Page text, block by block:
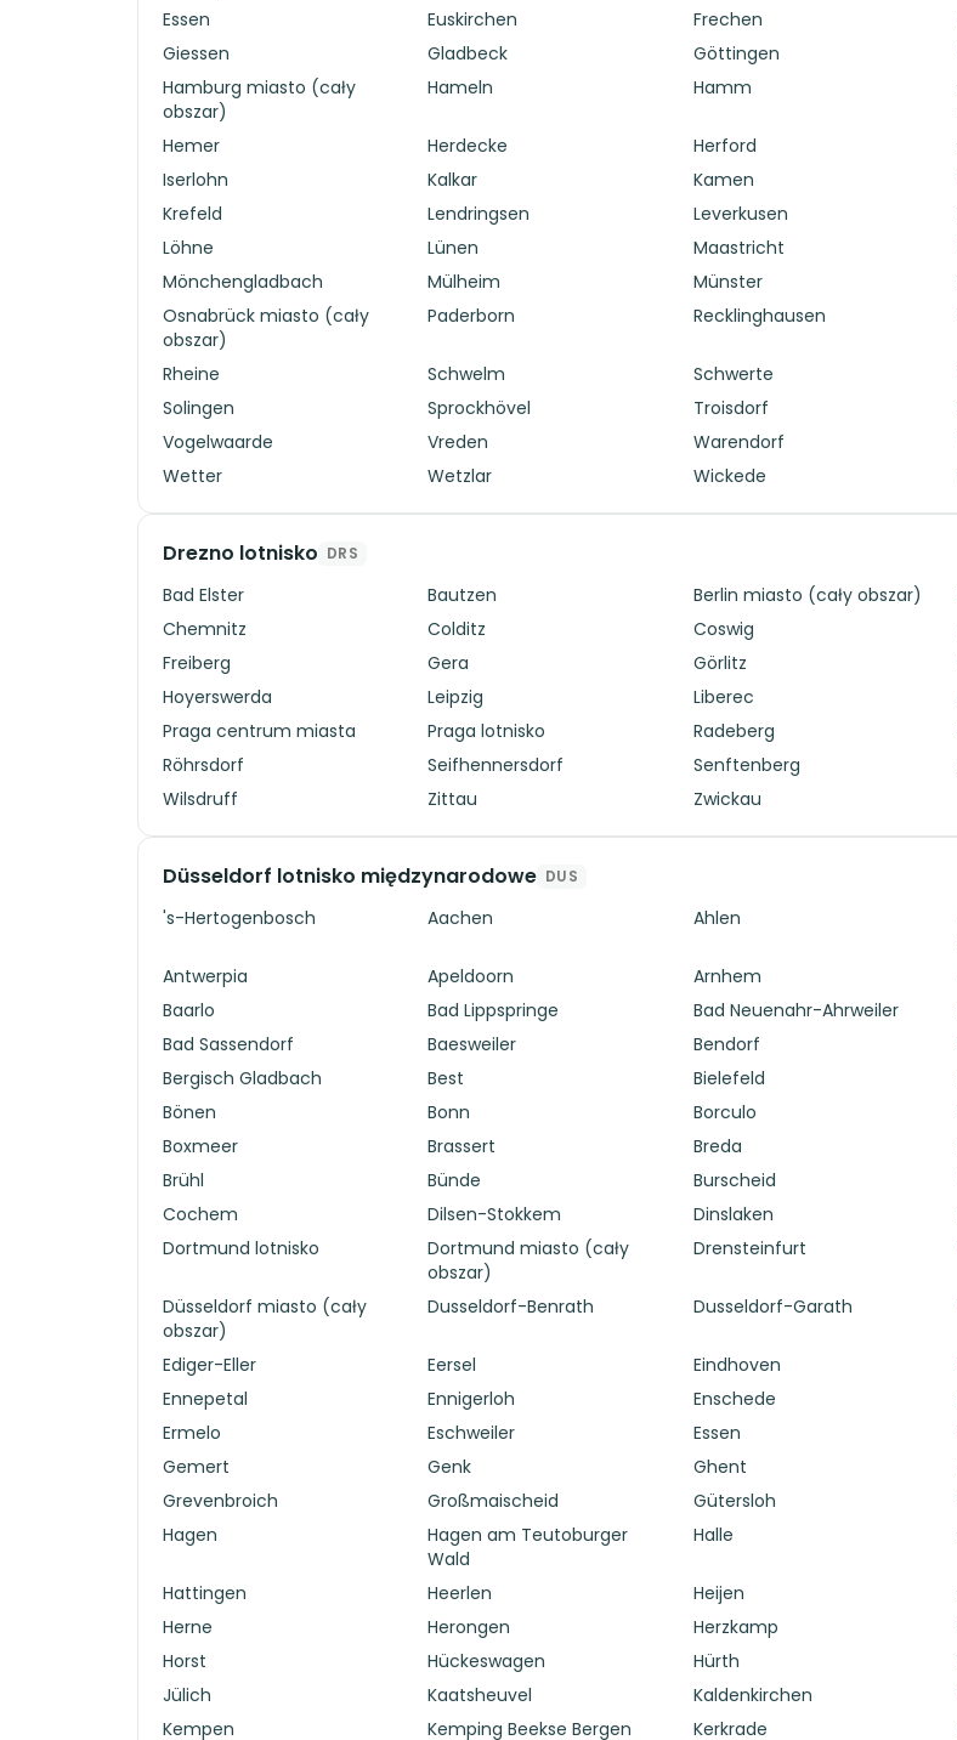
Essen Euskirchen Frechen
Giessen
Gladbeck Göttingen
Hamburg miasto (cały
obszar)
Hameln Hamm
Hemer Herdecke Herford
Iserlohn
Kalkar Kamen
Krefeld
Lendringsen Leverkusen
Löhne
Lünen Maastricht
Mönchengladbach
Mülheim Münster
Osnabrück miasto (cały
obszar)
Paderborn Recklinghausen
Rheine Schwelm Schwerte
Solingen
Sprockhövel Troisdorf
Vogelwaarde
Vreden Warendorf
Wetter
Wetzlar Wickede
Drezno lotnisko DRS
Bad Elster Bautzen Berlin miasto (cały obszar)
Chemnitz
Colditz Coswig
Freiberg
Gera Görlitz
Hoyerswerda
Leipzig Liberec
Praga centrum miasta
Praga lotnisko Radeberg
Röhrsdorf
Seifhennersdorf Senftenberg
Wilsdruff
Zittau Zwickau
Düsseldorf lotnisko międzynarodowe DUS
's-Hertogenbosch Aachen Ahlen
Antwerpia Apeldoorn Arnhem
Baarlo
Bad Lippspringe Bad Neuenahr-Ahrweiler
Bad Sassendorf
Baesweiler Bendorf
Bergisch Gladbach
Best Bielefeld
Bönen
Bonn Borculo
Boxmeer
Brassert Breda
Brühl
Bünde Burscheid
Cochem
Dilsen-Stokkem Dinslaken
Dortmund lotnisko
Dortmund miasto (cały
obszar)
Drensteinfurt
Düsseldorf miasto (cały
obszar)
Dusseldorf-Benrath Dusseldorf-Garath
Ediger-Eller Eersel Eindhoven
Ennepetal
Ennigerloh Enschede
Ermelo
Eschweiler Essen
Gemert
Genk Ghent
Grevenbroich
Großmaischeid Gütersloh
Hagen
Hagen am Teutoburger
Wald
Halle
Hattingen
Heerlen Heijen
Herne
Herongen Herzkamp
Horst
Hückeswagen Hürth
Jülich
Kaatsheuvel Kaldenkirchen
Kempen
Kemping Beekse Bergen Kerkrade